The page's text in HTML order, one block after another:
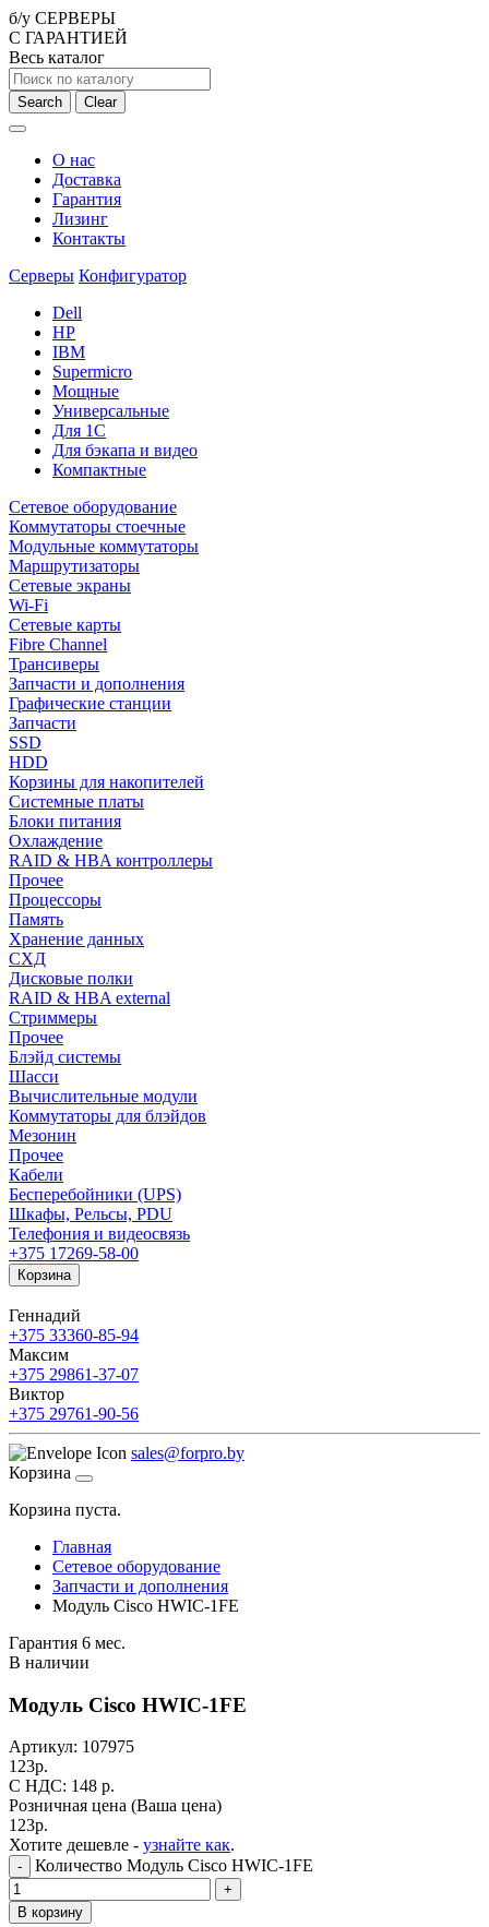
б/у СЕРВЕРЫ
С ГАРАНТИЕЙ
Весь каталог
Search Clear
О нас
Доставка
Гарантия
Лизинг
Контакты
Серверы Конфигуратор
Dell
HP
IBM
Supermicro
Мощные
Универсальные
Для 1С
Для бэкапа и видео
Компактные
Сетевое оборудование
Коммутаторы стоечные
Модульные коммутаторы
Маршрутизаторы
Сетевые экраны
Wi-Fi
Сетевые карты
Fibre Channel
Трансиверы
Запчасти и дополнения
Графические станции
Запчасти
SSD
HDD
Корзины для накопителей
Системные платы
Блоки питания
Охлаждение
RAID & HBA контроллеры
Прочее
Процессоры
Память
Хранение данных
СХД
Дисковые полки
RAID & HBA external
Стриммеры
Прочее
Блэйд системы
Шасси
Вычислительные модули
Коммутаторы для блэйдов
Мезонин
Прочее
Кабели
Бесперебойники (UPS)
Шкафы, Рельсы, PDU
Телефония и видеосвязь
+375 17269-58-00
Корзина
Геннадий
+375 33360-85-94
Максим
+375 29861-37-07
Виктор
+375 29761-90-56
sales@forpro.by
Корзина
Корзина пуста.
Главная
Сетевое оборудование
Запчасти и дополнения
Модуль Cisco HWIC-1FE
Гарантия 6 мес.
В наличии
Модуль Cisco HWIC-1FE
Артикул: 107975
123р.
C НДС: 148 р.
Розничная цена (Ваша цена)
123р.
Хотите дешевле - узнайте как.
- Количество Модуль Cisco HWIC-1FE
+
В корзину